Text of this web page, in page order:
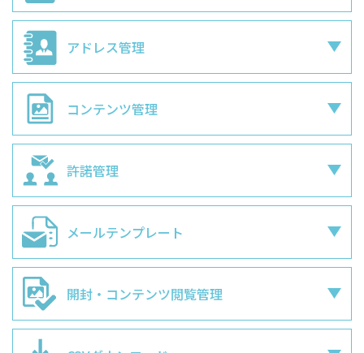
アドレス管理
コンテンツ管理
許諾管理
メールテンプレート
開封・コンテンツ閲覧管理